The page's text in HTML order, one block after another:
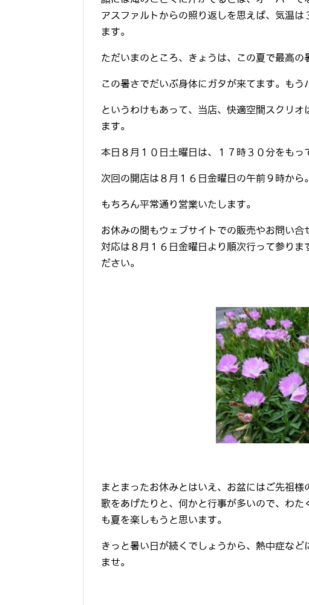
アスファルトからの照り返しを思えば、気温
ます。
ただいまのところ、きょうは、この夏で最高の
この暑さでだいぶ身体にガタが来てます。もう
というわけもあって、当店、快適空間スクリ
ます。
本日８月１０日土曜日は、１７時３０分をもっ
次回の開店は８月１６日金曜日の午前９時から。
もちろん平常通り営業いたします。
お休みの間もウェブサイトでの販売やお問い
対応は８月１６日金曜日より順次行って参り
ださい。
まとまったお休みとはいえ、お盆にはご先祖
歌をあげたりと、何かと行事が多いので、わ
も夏を楽しもうと思います。
きっと暑い日が続くでしょうから、熱中症な
ませ。